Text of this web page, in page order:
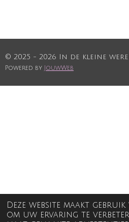
Deze website maakt
om uw ervaring te
© 2025 - 2026 In de kleine
Powered by JouwWeb